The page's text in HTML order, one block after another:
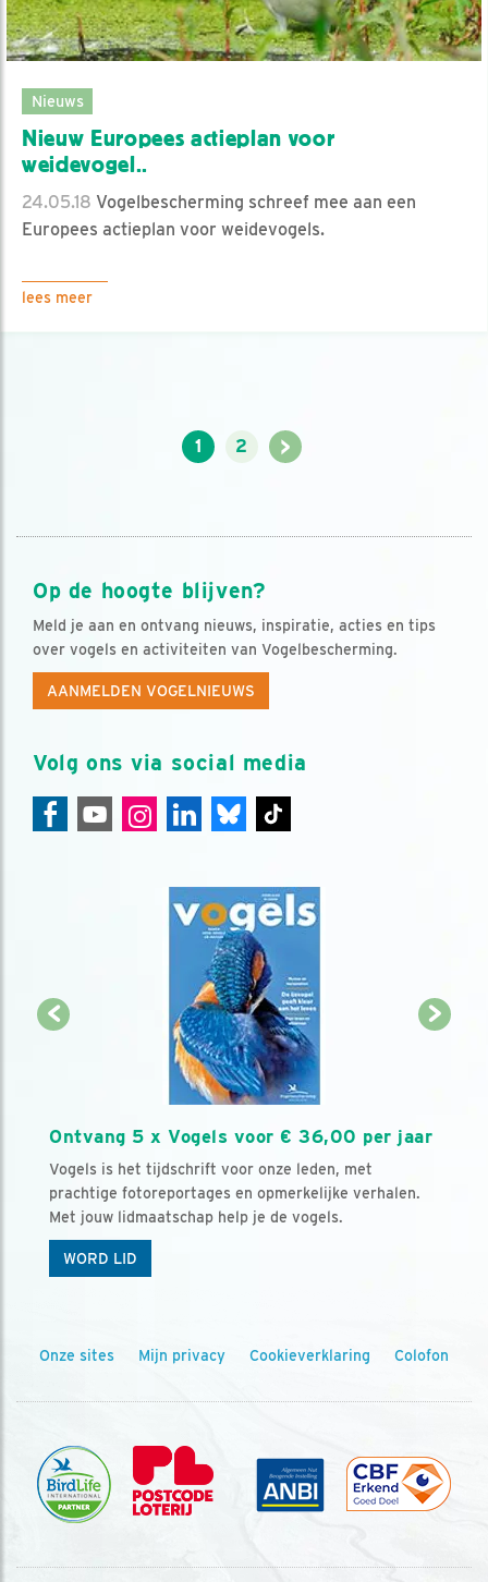
Nieuws
Nieuw Europees actieplan voor
weidevogel..
24.05.18 Vogelbescherming schreef mee aan een
Europees actieplan voor weidevogels.
lees meer
1 2 >
Op de hoogte blijven?
Meld je aan en ontvang nieuws, inspiratie, acties en tips
over vogels en activiteiten van Vogelbescherming.
AANMELDEN VOGELNIEUWS
Volg ons via social media
Ontvang 5 x Vogels voor € 36,00 per jaar
Vogels is het tijdschrift voor onze leden, met
prachtige fotoreportages en opmerkelijke verhalen.
Met jouw lidmaatschap help je de vogels.
WORD LID
Onze sites Mijn privacy Cookieverklaring Colofon